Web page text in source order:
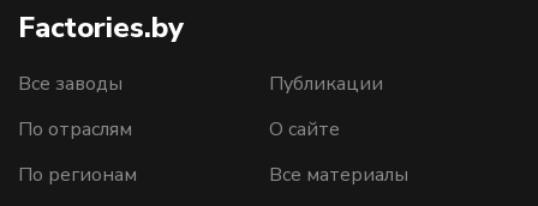
Factories.by
Все заводы
По отраслям
По регионам
Публикации
О сайте
Все материалы